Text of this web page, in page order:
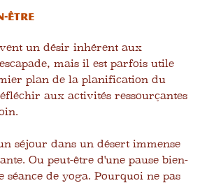
être
un désir inhérent aux
mais il est parfois utile
plan de la planification du
aux activités ressourçantes
séjour dans un désert immense
Ou peut-être d'une pause bien-
séance de yoga. Pourquoi ne pas